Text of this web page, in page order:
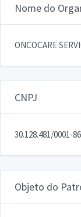
Nome do
ONCOCARE
CNPJ
30.128.481/0001-86
Objeto do